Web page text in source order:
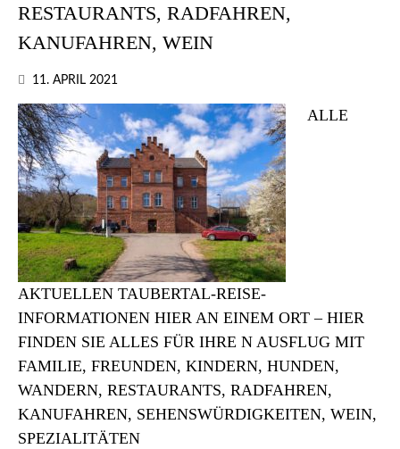
RESTAURANTS, RADFAHREN,
KANUFAHREN, WEIN
11. APRIL 2021
ALLE
AKTUELLEN TAUBERTAL-REISE-
INFORMATIONEN HIER AN EINEM ORT – HIER
FINDEN SIE ALLES FÜR IHRE N AUSFLUG MIT
FAMILIE, FREUNDEN, KINDERN, HUNDEN,
WANDERN, RESTAURANTS, RADFAHREN,
KANUFAHREN, SEHENSWÜRDIGKEITEN, WEIN,
SPEZIALITÄTEN